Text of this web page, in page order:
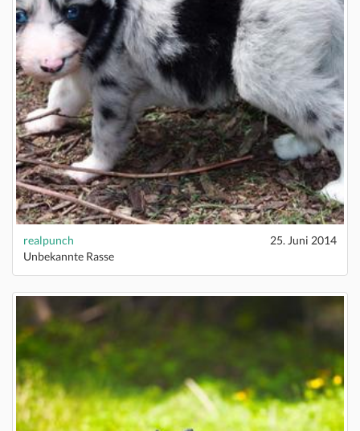
realpunch
25. Juni 2014
Unbekannte Rasse